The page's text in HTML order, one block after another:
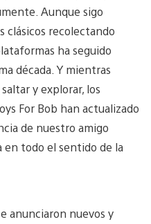
Aunque sigo
clásicos recolectando
ha seguido
década. Y mientras
y explorar, los
For Bob han actualizado
de nuestro amigo
en todo el sentido de la
anunciaron nuevos y